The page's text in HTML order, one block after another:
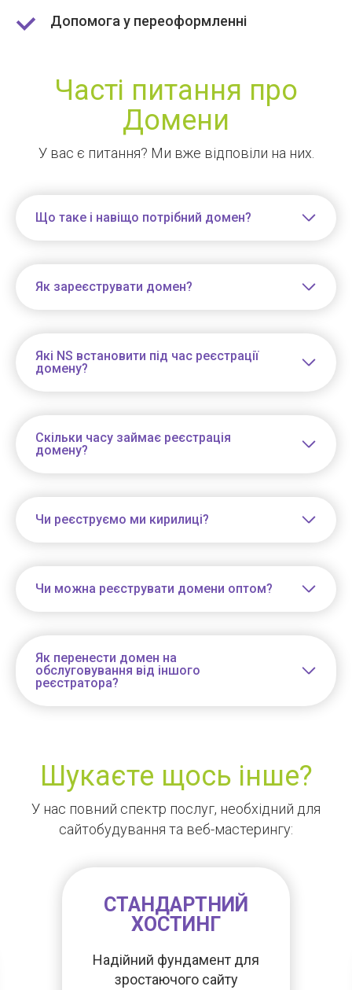
Допомога у переоформленні
Часті питання про
Домени
У вас є питання? Ми вже відповіли на них.
Що таке і навіщо потрібний домен?
Як зареєструвати домен?
Які NS встановити під час реєстрації
домену?
Скільки часу займає реєстрація
домену?
Чи реєструємо ми кирилиці?
Чи можна реєструвати домени оптом?
Як перенести домен на
обслуговування від іншого
реєстратора?
Шукаєте щось інше?
У нас повний спектр послуг, необхідний для
сайтобудування та веб-мастерингу:
СТАНДАРТНИЙ
ХОСТИНГ
Надійний фундамент для
зростаючого сайту